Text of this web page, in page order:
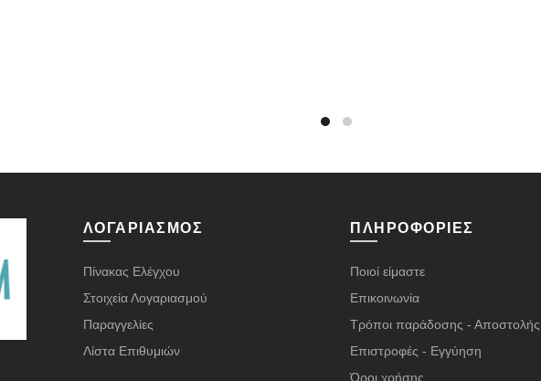
ΛΟΓΑΡΙΑΣΜΌΣ
Πίνακας Ελέγχου
Στοιχεία Λογαριασμού
Παραγγελίες
Λίστα Επιθυμιών
ΠΛΗΡΟΦΟΡΊΕΣ
Ποιοί είμαστε
Επικοινωνία
Τρόποι παράδοσης - Αποστολής
Επιστροφές - Εγγύηση
Όροι χρήσης